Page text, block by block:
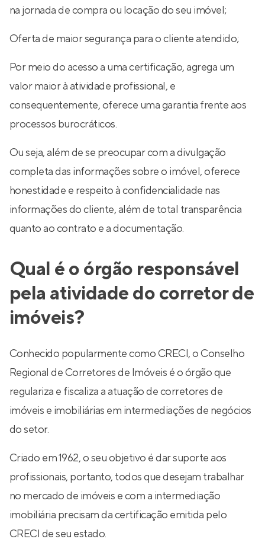
na jornada de compra ou locação do seu imóvel;
Oferta de maior segurança para o cliente atendido;
Por meio do acesso a uma certificação, agrega um
valor maior à atividade profissional, e
consequentemente, oferece uma garantia frente aos
processos burocráticos.
Ou seja, além de se preocupar com a divulgação
completa das informações sobre o imóvel, oferece
honestidade e respeito à confidencialidade nas
informações do cliente, além de total transparência
quanto ao contrato e a documentação.
Qual é o órgão responsável
pela atividade do corretor de
imóveis?
Conhecido popularmente como CRECI, o Conselho
Regional de Corretores de Imóveis é o órgão que
regulariza e fiscaliza a atuação de corretores de
imóveis e imobiliárias em intermediações de negócios
do setor.
Criado em 1962, o seu objetivo é dar suporte aos
profissionais, portanto, todos que desejam trabalhar
no mercado de imóveis e com a intermediação
imobiliária precisam da certificação emitida pelo
CRECI de seu estado.